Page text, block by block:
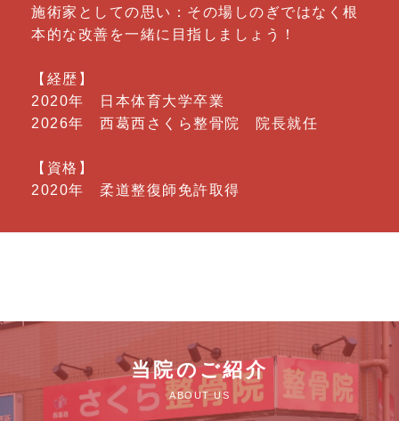
施術家としての思い：その場しのぎではなく根
本的な改善を一緒に目指しましょう！
【経歴】
2020年 日本体育大学卒業
2026年 西葛西さくら整骨院 院長就任
【資格】
2020年 柔道整復師免許取得
当院のご紹介
ABOUT US